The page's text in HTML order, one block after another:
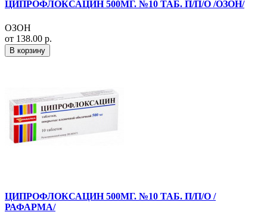
ЦИПРОФЛОКСАЦИН 500МГ. №10 ТАБ. П/П/О /ОЗОН/
ОЗОН
от 138.00 р.
В корзину
ЦИПРОФЛОКСАЦИН 500МГ. №10 ТАБ. П/П/О /
РАФАРМА/